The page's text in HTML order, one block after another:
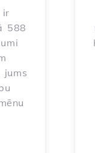
ir
588
jums